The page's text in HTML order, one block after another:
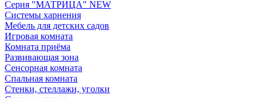
Серия "МАТРИЦА" NEW
Системы харнения
Мебель для детских садов
Игровая комната
Комната приёма
Развивающая зона
Сенсорная комната
Спальная комната
Стенки, стеллажи, уголки